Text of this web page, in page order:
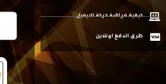
كيفية مراقبة حركة الايميل
طرق الدفع اونلاين